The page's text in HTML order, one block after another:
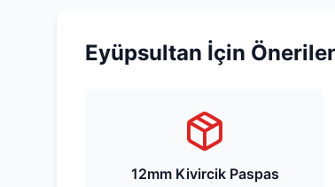
Eyüpsultan İçin
12mm Kivircik Paspas